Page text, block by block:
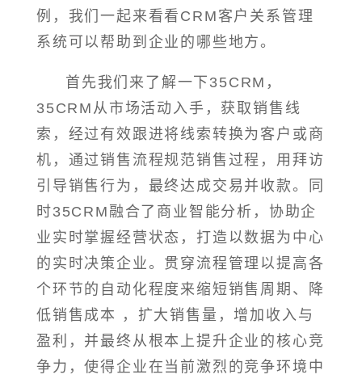
例，我们一起来看看CRM客户关系管理
系统可以帮助到企业的哪些地方。
首先我们来了解一下35CRM，
35CRM从市场活动入手，获取销售线
索，经过有效跟进将线索转换为客户或商
机，通过销售流程规范销售过程，用拜访
引导销售行为，最终达成交易并收款。同
时35CRM融合了商业智能分析，协助企
业实时掌握经营状态，打造以数据为中心
的实时决策企业。贯穿流程管理以提高各
个环节的自动化程度来缩短销售周期、降
低销售成本 ，扩大销售量，增加收入与
盈利，并最终从根本上提升企业的核心竞
争力，使得企业在当前激烈的竞争环境中